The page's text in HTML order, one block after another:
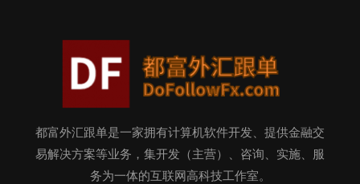
都富外汇跟单是一家拥有计算机软件开发、提供金融交
易解决方案等业务，集开发（主营）、咨询、实施、服
务为一体的互联网高科技工作室。